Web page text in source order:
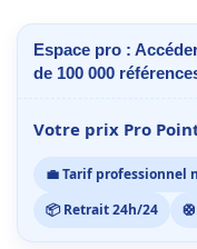
Espace pro :
de 100 000
Votre prix Pro Point
💼 Tarif professionnel
📦 Retrait 24h/24